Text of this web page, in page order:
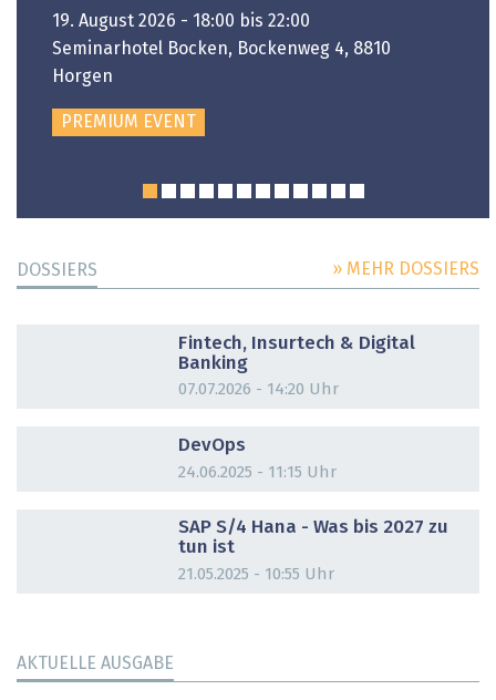
19. August 2026 - 18:00 bis 22:00
Seminarhotel Bocken, Bockenweg 4, 8810
Horgen
PREMIUM EVENT
DOSSIERS » MEHR DOSSIERS
Fintech, Insurtech & Digital
Banking
07.07.2026 - 14:20 Uhr
DevOps
24.06.2025 - 11:15 Uhr
SAP S/4 Hana - Was bis 2027 zu
tun ist
21.05.2025 - 10:55 Uhr
AKTUELLE AUSGABE